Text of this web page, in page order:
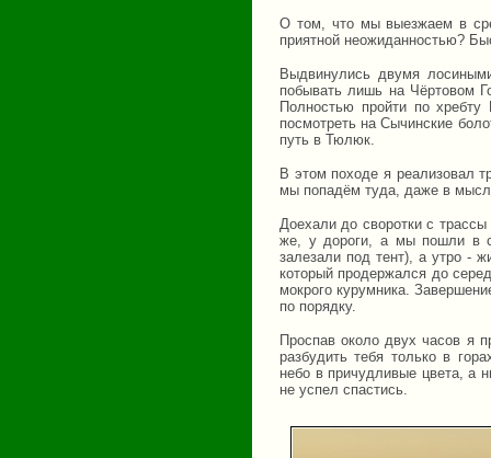
О том, что мы выезжаем в
приятной неожиданностью?
Выдвинулись двумя
побывать лишь на Чёртовом
Полностью пройти по
посмотреть на Сычинские
путь в Тюлюк.
В этом походе я реализовал
мы попадём туда, даже в
Доехали до своротки с трассы
же, у дороги, а мы пошли в
залезали под тент), а утро -
который продержался до
мокрого курумника.
по порядку.
Проспав около двух часов я
разбудить тебя только в
небо в причудливые цвета, а
не успел спастись.